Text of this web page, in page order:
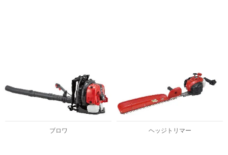
ブロワ ヘッジトリマー